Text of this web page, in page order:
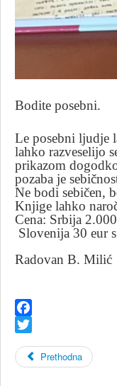
Bodite posebni.
Le posebni ljudje
lahko razveselijo
prikazom
pozaba je
Ne bodi sebičen,
Knjige lahko
Cena: Srbija
Slovenija 30 eur
Radovan B. Milić
Facebook
Prethodna